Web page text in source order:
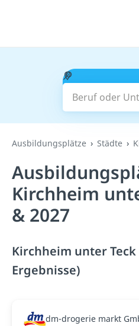
Beruf oder
Ausbildungsplätze Städte
Kirchheim
& 2027
Kirchheim unter Teck
Ergebnisse)
dm-drogerie markt